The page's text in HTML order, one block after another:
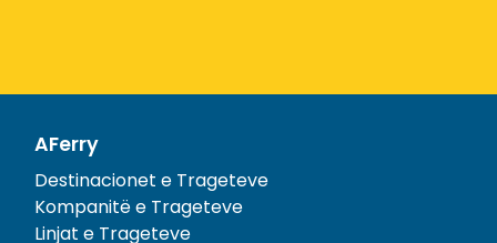
AFerry
Destinacionet e Trageteve
Kompanitë e Trageteve
Linjat e Trageteve